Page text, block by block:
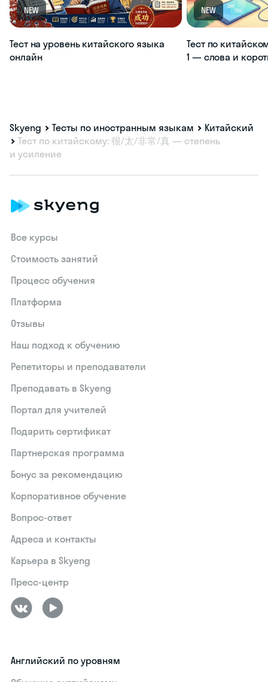
NEW
Тест на уровень китайского языка
онлайн
NEW
Тест по
1 — слова и
Skyeng Тесты по иностранным языкам
Китайский
Тест по китайскому: 很/太/非常/真 — степень
и усиление
Все курсы
Стоимость занятий
Процесс обучения
Платформа
Отзывы
Наш подход к обучению
Репетиторы и преподаватели
Преподавать в Skyeng
Портал для учителей
Подарить сертификат
Партнерская программа
Бонус за рекомендацию
Корпоративное обучение
Вопрос-ответ
Адреса и контакты
Карьера в Skyeng
Пресс-центр
Английский по уровням